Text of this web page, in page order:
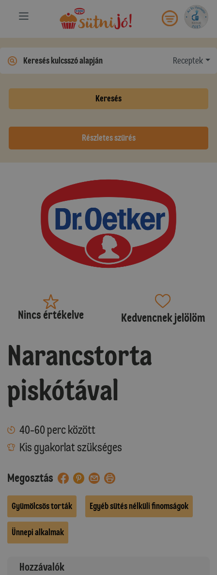
Receptek
Keresés
Részletes szűrés
Nincs értékelve Kedvencnek jelölöm
Narancstorta
piskótával
40-60 perc között
Kis gyakorlat szükséges
Megosztás
Gyümölcsös torták Egyéb sütés nélküli finomságok
Ünnepi alkalmak
Hozzávalók